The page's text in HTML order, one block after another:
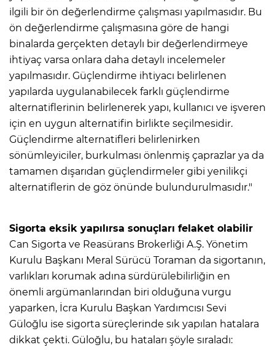
ilgili bir ön değerlendirme çalışması yapılmasıdır. Bu
ön değerlendirme çalışmasına göre de hangi
binalarda gerçekten detaylı bir değerlendirmeye
ihtiyaç varsa onlara daha detaylı incelemeler
yapılmasıdır. Güçlendirme ihtiyacı belirlenen
yapılarda uygulanabilecek farklı güçlendirme
alternatiflerinin belirlenerek yapı, kullanıcı ve işveren
için en uygun alternatifin birlikte seçilmesidir.
Güçlendirme alternatifleri belirlenirken
sönümleyiciler, burkulması önlenmiş çaprazlar ya da
tamamen dışarıdan güçlendirmeler gibi yenilikçi
alternatiflerin de göz önünde bulundurulmasıdır."
Sigorta eksik yapılırsa sonuçları felaket olabilir
Can Sigorta ve Reasürans Brokerliği A.Ş. Yönetim
Kurulu Başkanı Meral Sürücü Toraman da sigortanın,
varlıkları korumak adına sürdürülebilirliğin en
önemli argümanlarından biri olduğuna vurgu
yaparken, İcra Kurulu Başkan Yardımcısı Sevi
Güloğlu ise sigorta süreçlerinde sık yapılan hatalara
dikkat çekti. Güloğlu, bu hataları şöyle sıraladı: